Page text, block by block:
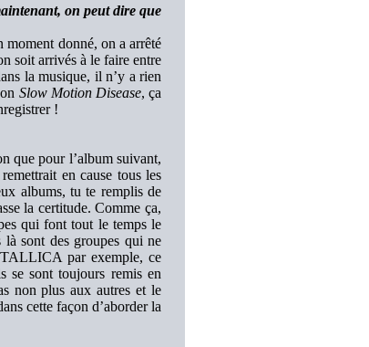
on peut dire que
moment donné, on a arrêté
soit arrivés à le faire entre
la musique, il n’y a rien
Slow Motion Disease, ça
!
que pour l’album suivant,
en cause tous les
albums, tu te remplis de
la certitude. Comme ça,
qui font tout le temps le
sont des groupes qui ne
par exemple, ce
se sont toujours remis en
non plus aux autres et le
cette façon d’aborder la